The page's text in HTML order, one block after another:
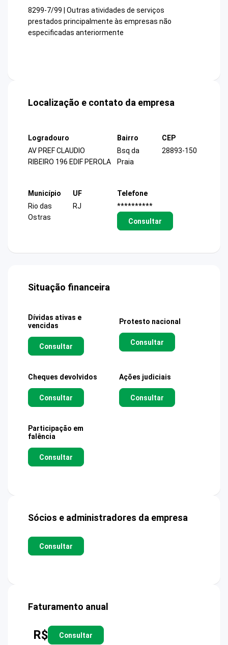
8299-7/99 | Outras atividades de serviços
prestados principalmente às empresas não
especificadas anteriormente
Localização e contato da empresa
Logradouro
AV PREF CLAUDIO
RIBEIRO 196 EDIF PEROLA
Bairro
Bsq da
Praia
CEP
28893-150
Município
Rio das
Ostras
UF
RJ
Telefone
**********
Consultar
Situação financeira
Dívidas ativas e
vencidas
Consultar
Protesto nacional
Consultar
Cheques devolvidos
Consultar
Ações judiciais
Consultar
Participação em
falência
Consultar
Sócios e administradores da empresa
Consultar
Faturamento anual
R$ Consultar